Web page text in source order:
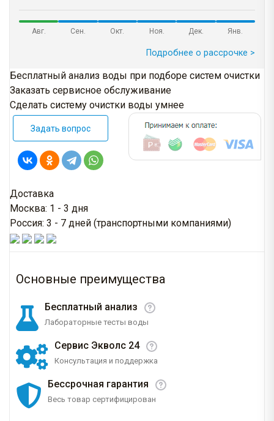
Авг. Сен. Окт. Ноя. Дек. Янв.
Подробнее о рассрочке >
Бесплатный анализ воды при подборе систем очистки
Заказать сервисное обслуживание
Сделать систему очистки воды умнее
Задать вопрос
Доставка
Москва: 1 - 3 дня
Россия: 3 - 7 дней (транспортными компаниями)
Основные преимущества
Бесплатный анализ
Лабораторные тесты воды
Сервис Экволс 24
Консультация и поддержка
Бессрочная гарантия
Весь товар сертифицирован